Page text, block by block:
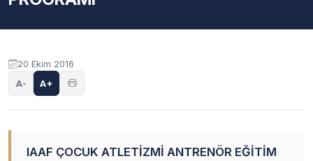
20 Ekim 2016
A- A+
IAAF ÇOCUK ATLETİZMİ ANTRENÖR EĞİTİM